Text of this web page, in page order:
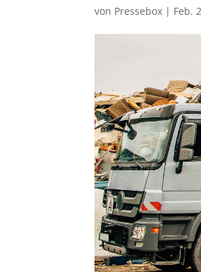
von Pressebox | Feb.